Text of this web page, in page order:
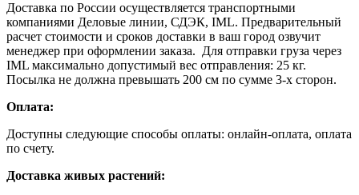
Доставка по России осуществляется транспортными
компаниями Деловые линии, СДЭК, IML. Предварительный
расчет стоимости и сроков доставки в ваш город озвучит
менеджер при оформлении заказа. Для отправки груза через
IML максимально допустимый вес отправления: 25 кг.
Посылка не должна превышать 200 см по сумме 3-х сторон.
Оплата:
Доступны следующие способы оплаты: онлайн-оплата, оплата
по счету.
Доставка живых растений: